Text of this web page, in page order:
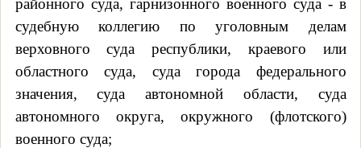
судебную коллегию по уголовным делам
верховного суда республики, краевого или
областного суда, суда города федерального
значения, суда автономной области, суда
автономного округа, окружного (флотского)
военного суда;